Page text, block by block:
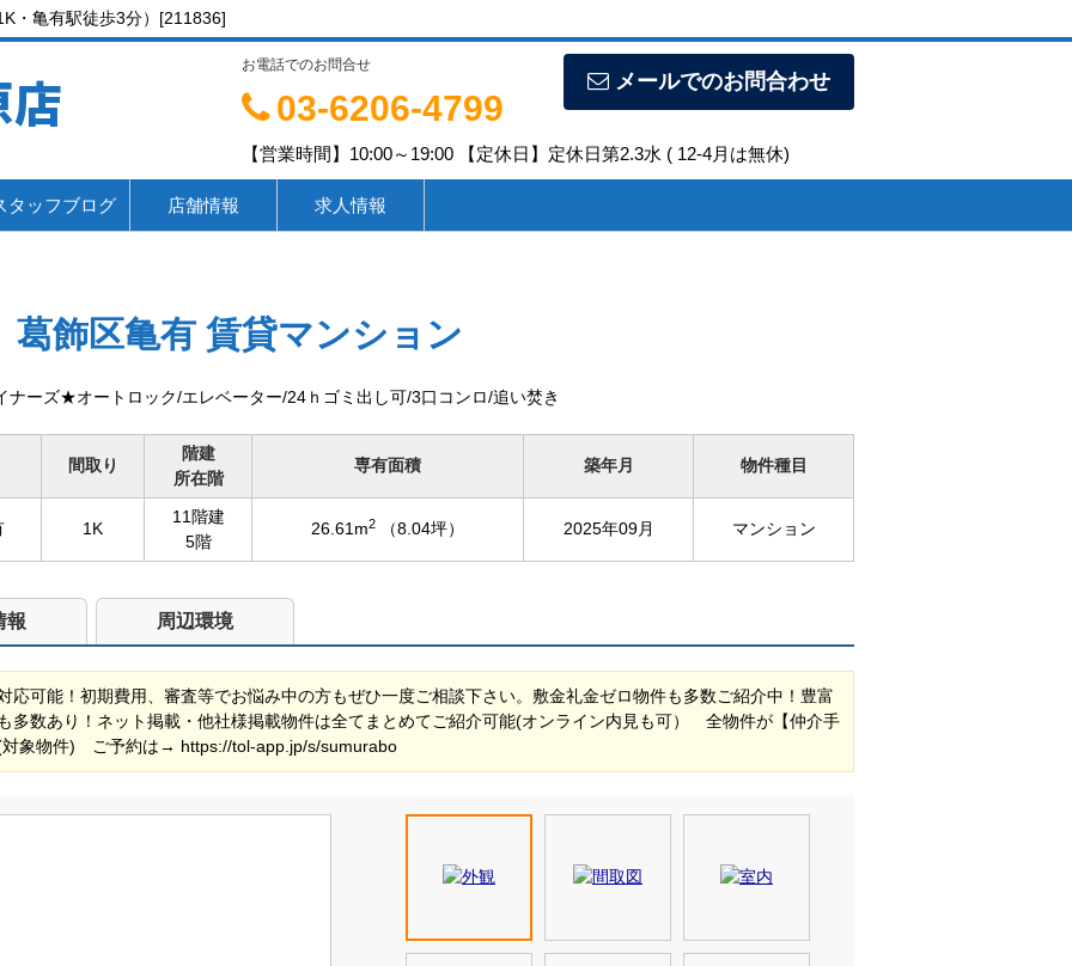
・亀有駅徒歩3分）[211836]
メールでのお問合わせ
お電話でのお問合せ
03-6206-4799
【営業時間】10:00～19:00 【定休日】定休日第2.3水 ( 12-4月は無休)
タッフブログ 店舗情報 求人情報
葛飾区亀有 賃貸マンション
ナーズ★オートロック/エレベーター/24ｈゴミ出し可/3口コンロ/追い焚き
間取り
階建
所在階
専有面積 築年月 物件種目
1K
11階建
5階
26.61m2 （8.04坪） 2025年09月 マンション
報 周辺環境
応可能！初期費用、審査等でお悩み中の方もぜひ一度ご相談下さい。敷金礼金ゼロ物件も多数ご紹介中！豊富
多数あり！ネット掲載・他社様掲載物件は全てまとめてご紹介可能(オンライン内見も可） 全物件が【仲介手
対象物件) ご予約は→ https://tol-app.jp/s/sumurabo